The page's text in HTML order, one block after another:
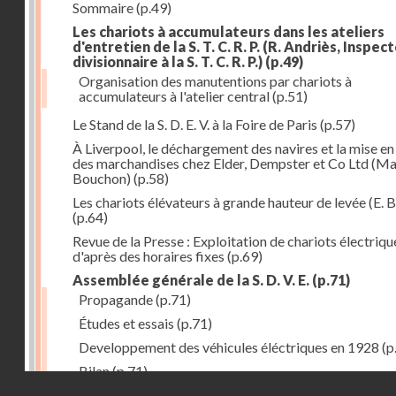
Sommaire(p.49)
Les chariots à accumulateurs dans les ateliers
d'entretien de la S. T. C. R. P. (R. Andriès,
divisionnaire à la S. T. C. R. P.) (p.49)
Organisation des manutentions par chariots à
accumulateurs à l'atelier central(p.51)
Le Stand de la S. D. E. V. à la Foire de Paris (p.57)
À Liverpool, le déchargement des navires et la mise
des marchandises chez Elder, Dempster et Co Ltd
Bouchon) (p.58)
Les chariots élévateurs à grande hauteur de levée (E.
(p.64)
Revue de la Presse : Exploitation de chariots
d'après des horaires fixes (p.69)
Assemblée générale de la S. D. V. E. (p.71)
Propagande(p.71)
Études et essais (p.71)
Developpement des véhicules éléctriques en 1928
Bilan(p.71)